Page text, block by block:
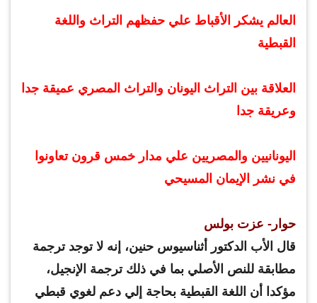
العالم يشكر الأقباط علي حفظهم التراث واللغة
القبطية
العلاقة بين التراث اليونان والتراث المصري عميقة جدا
وعريقة جدا
اليونانيين والمصريين علي مدار خمس قرون تعاونوا
في نشر الإيمان المسيحي
حوار- عزت بولس
قال الأب الدكتور أثناسيوس حنين، إنه لا توجد ترجمة
مطابقة للنص الأصلي بما في ذلك ترجمة الإنجيل،
مؤكدا أن اللغة القبطية بحاجة إلي دعم لغوي قبطي